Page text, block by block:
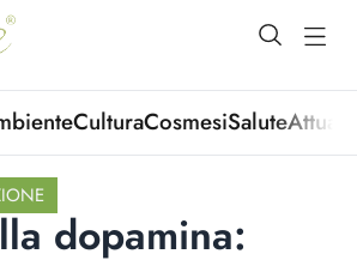
open
CulturaCosmesiSalute
dopamina: